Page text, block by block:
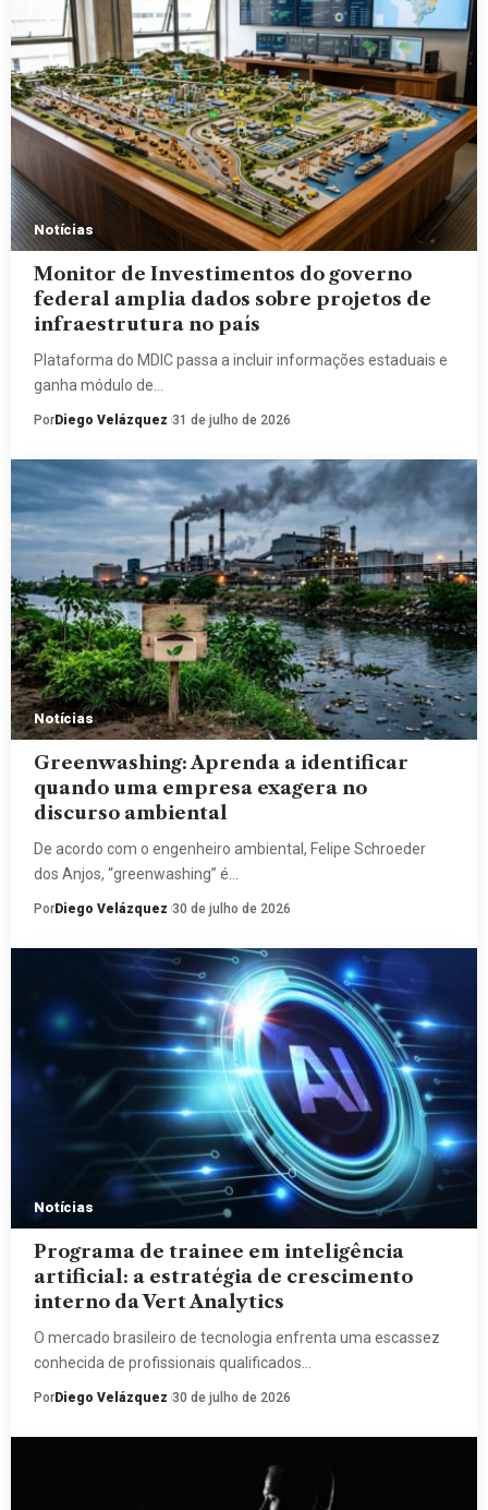
Notícias
Monitor de Investimentos do governo
federal amplia dados sobre projetos de
infraestrutura no país
Plataforma do MDIC passa a incluir informações estaduais e
ganha módulo de…
PorDiego Velázquez 31 de julho de 2026
Notícias
Greenwashing: Aprenda a identificar
quando uma empresa exagera no
discurso ambiental
De acordo com o engenheiro ambiental, Felipe Schroeder
dos Anjos, “greenwashing” é…
PorDiego Velázquez 30 de julho de 2026
Notícias
Programa de trainee em inteligência
artificial: a estratégia de crescimento
interno da Vert Analytics
O mercado brasileiro de tecnologia enfrenta uma escassez
conhecida de profissionais qualificados…
Por Diego Velázquez 30 de julho de 2026